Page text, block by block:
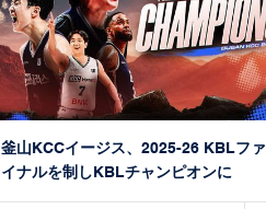
釜山KCCイージス、2025-26 KBLファ
イナルを制しKBLチャンピオンに